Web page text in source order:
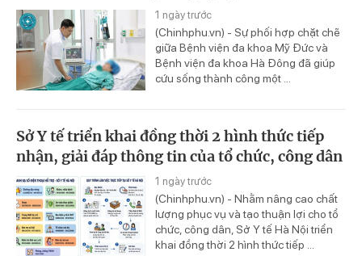
1 ngày trước
(Chinhphu.vn) - Sự phối hợp chặt chẽ
giữa Bệnh viện đa khoa Mỹ Đức và
Bệnh viện đa khoa Hà Đông đã giúp
cứu sống thành công một ...
Sở Y tế triển khai đồng thời 2 hình thức tiếp
nhận, giải đáp thông tin của tổ chức, công dân
1 ngày trước
(Chinhphu.vn) - Nhằm nâng cao chất
lượng phục vụ và tạo thuận lợi cho tổ
chức, công dân, Sở Y tế Hà Nội triển
khai đồng thời 2 hình thức tiếp ...